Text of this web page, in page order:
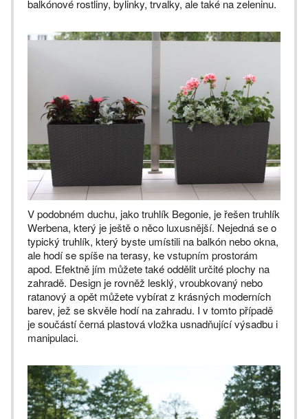
balkónové rostliny, bylinky, trvalky, ale také na zeleninu.
V podobném duchu, jako truhlík Begonie, je řešen truhlík
Werbena, který je ještě o něco luxusnější. Nejedná se o
typický truhlík, který byste umístili na balkón nebo okna,
ale hodí se spíše na terasy, ke vstupním prostorám
apod. Efektně jím můžete také oddělit určité plochy na
zahradě. Design je rovněž lesklý, vroubkovaný nebo
ratanový a opět můžete vybírat z krásných moderních
barev, jež se skvěle hodí na zahradu. I v tomto případě
je součástí černá plastová vložka usnadňující výsadbu i
manipulaci.